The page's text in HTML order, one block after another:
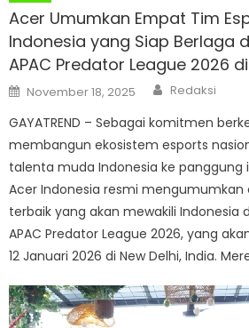
Acer Umumkan Empat Tim
Indonesia yang Siap Berlaga
APAC Predator League 2026
Posted
on
November 18, 2025 Author
Redaksi
GAYATREND – Sebagai komitmen
membangun ekosistem esports
talenta muda Indonesia ke panggung
Acer Indonesia resmi
terbaik yang akan mewakili Indonesia
APAC Predator League 2026, yang
12 Januari 2026 di New Delhi, India.